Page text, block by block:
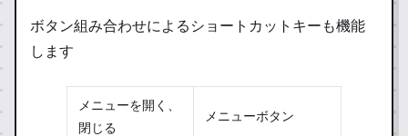
ボタン組み合わせによるショートカットキーも機能
します
メニューを開く、
閉じる
メニューボタン